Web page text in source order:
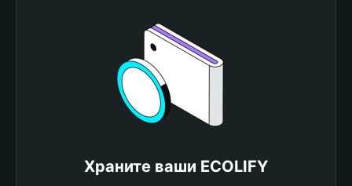
Храните ваши ECOLIFY